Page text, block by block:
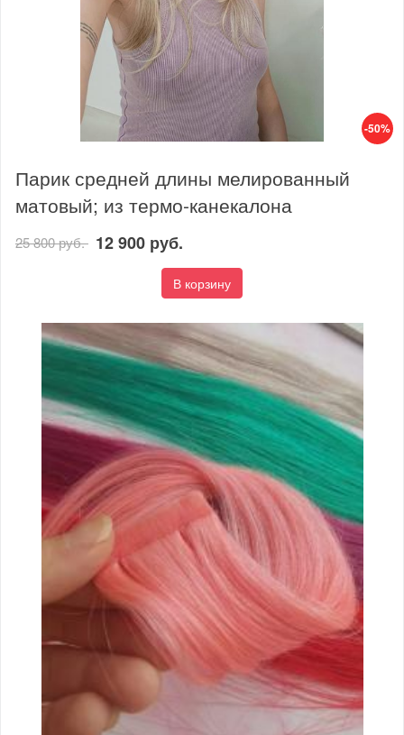
-50%
Парик средней длины мелированный
матовый; из термо-канекалона
25 800 руб. 12 900 руб.
В корзину